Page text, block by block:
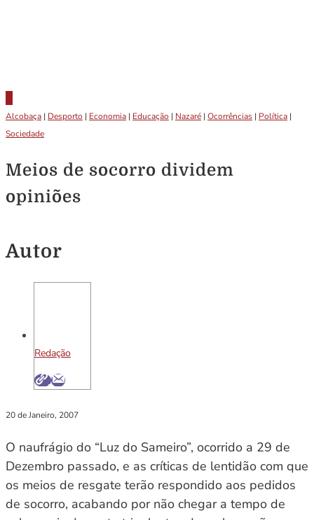
Alcobaça | Desporto | Economia | Educação | Nazaré | Ocorrências | Política |
Sociedade
Meios de socorro dividem
opiniões
Autor
Redação
20 de Janeiro, 2007
O naufrágio do “Luz do Sameiro”, ocorrido a 29 de
Dezembro passado, e as críticas de lentidão com que
os meios de resgate terão respondido aos pedidos
de socorro, acabando por não chegar a tempo de